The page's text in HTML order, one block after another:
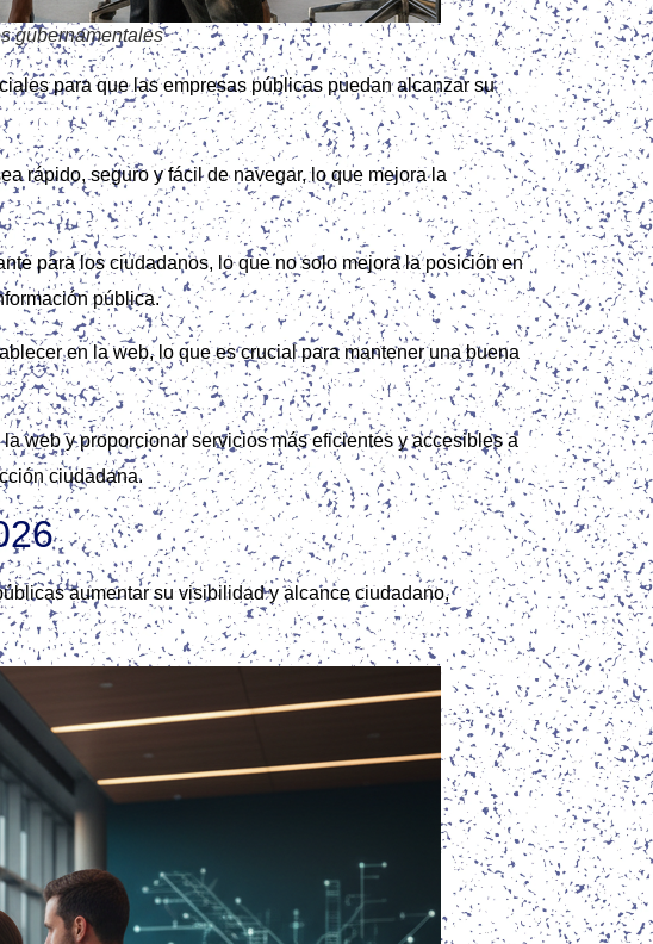
gubernamentales
para que las empresas públicas puedan alcanzar su
rápido, seguro y fácil de navegar, lo que mejora la
para los ciudadanos, lo que no solo mejora la posición en
pública.
en la web, lo que es crucial para mantener una buena
web y proporcionar servicios más eficientes y accesibles a
ciudadana.
aumentar su visibilidad y alcance ciudadano,